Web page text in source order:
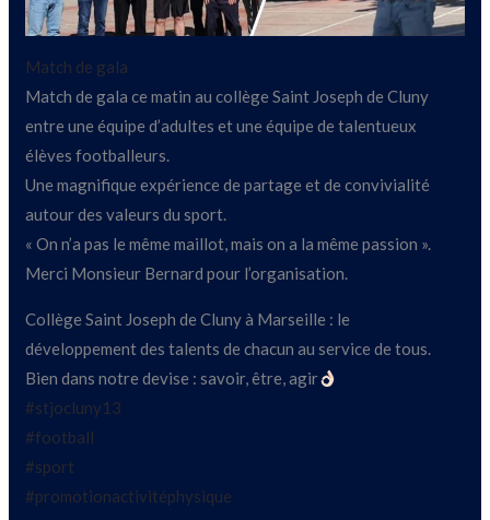
Match de gala
Match de gala ce matin au collège Saint Joseph de Cluny
entre une équipe d’adultes et une équipe de talentueux
élèves footballeurs.
Une magnifique expérience de partage et de convivialité
autour des valeurs du sport.
« On n’a pas le même maillot, mais on a la même passion ».
Merci Monsieur Bernard pour l’organisation.
Collège Saint Joseph de Cluny à Marseille : le
développement des talents de chacun au service de tous.
Bien dans notre devise : savoir, être, agir
#stjocluny13
#football
#sport
#promotionactivitéphysique